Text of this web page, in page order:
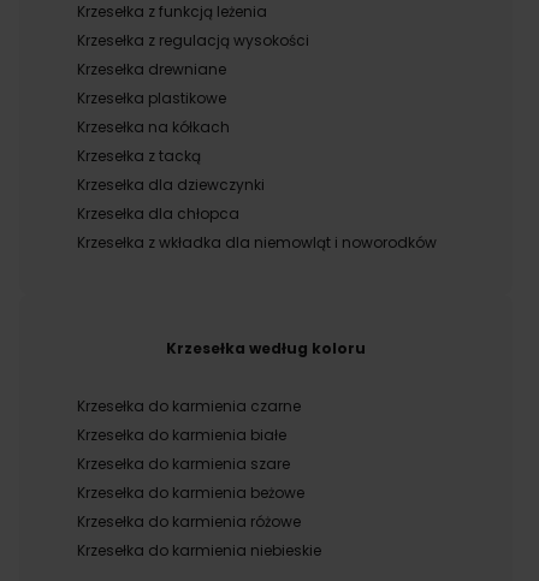
Krzesełka z funkcją leżenia
Krzesełka z regulacją wysokości
Krzesełka drewniane
Krzesełka plastikowe
Krzesełka na kółkach
Krzesełka z tacką
Krzesełka dla dziewczynki
Krzesełka dla chłopca
Krzesełka z wkładka dla niemowląt i noworodków
Krzesełka według koloru
Krzesełka do karmienia czarne
Krzesełka do karmienia białe
Krzesełka do karmienia szare
Krzesełka do karmienia beżowe
Krzesełka do karmienia różowe
Krzesełka do karmienia niebieskie